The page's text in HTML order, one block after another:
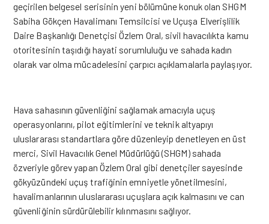
geçirilen belgesel serisinin yeni bölümüne konuk olan SHGM
Sabiha Gökçen Havalimanı Temsilcisi ve Uçuşa Elverişlilik
Daire Başkanlığı Denetçisi Özlem Oral, sivil havacılıkta kamu
otoritesinin taşıdığı hayati sorumluluğu ve sahada kadın
olarak var olma mücadelesini çarpıcı açıklamalarla paylaşıyor.
Hava sahasının güvenliğini sağlamak amacıyla uçuş
operasyonlarını, pilot eğitimlerini ve teknik altyapıyı
uluslararası standartlara göre düzenleyip denetleyen en üst
merci, Sivil Havacılık Genel Müdürlüğü (SHGM) sahada
özveriyle görev yapan Özlem Oral gibi denetçiler sayesinde
gökyüzündeki uçuş trafiğinin emniyetle yönetilmesini,
havalimanlarının uluslararası uçuşlara açık kalmasını ve can
güvenliğinin sürdürülebilir kılınmasını sağlıyor.